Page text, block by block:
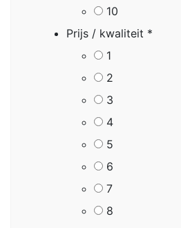
10
Prijs / kwaliteit *
1
2
3
4
5
6
7
8